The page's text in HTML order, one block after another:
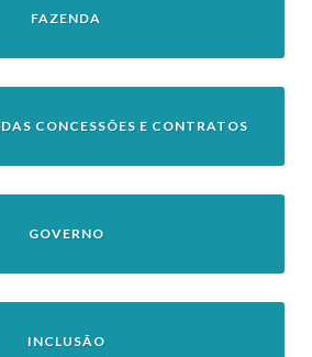
FAZENDA
CONCESSÕES E CONTRATOS
GOVERNO
INCLUSÃO